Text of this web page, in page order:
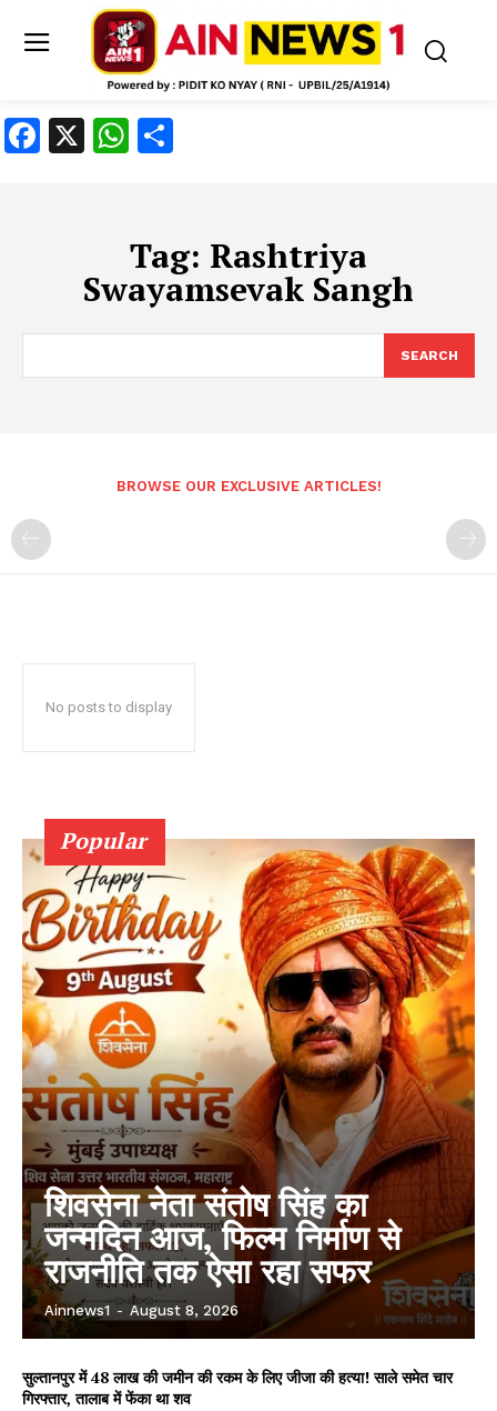
Facebook
X WhatsApp
Tag: Rashtriya
Swayamsevak Sangh
SEARCH
BROWSE OUR EXCLUSIVE ARTICLES!
No posts to display
Popular
शिवसेना नेता संतोष सिंह का
जन्मदिन आज, फिल्म निर्माण से
राजनीति तक ऐसा रहा सफर
Ainnews1 - August 8, 2026
सुल्तानपुर में 48 लाख की जमीन की रकम के लिए जीजा की हत्या! साले समेत चार
गिरफ्तार, तालाब में फेंका था शव